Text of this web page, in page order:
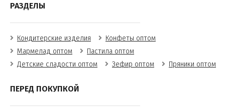
РАЗДЕЛЫ
Кондитерские изделия
Конфеты оптом
Мармелад оптом
Пастила оптом
Детские сладости оптом
Зефир оптом Пряники оптом
ПЕРЕД ПОКУПКОЙ